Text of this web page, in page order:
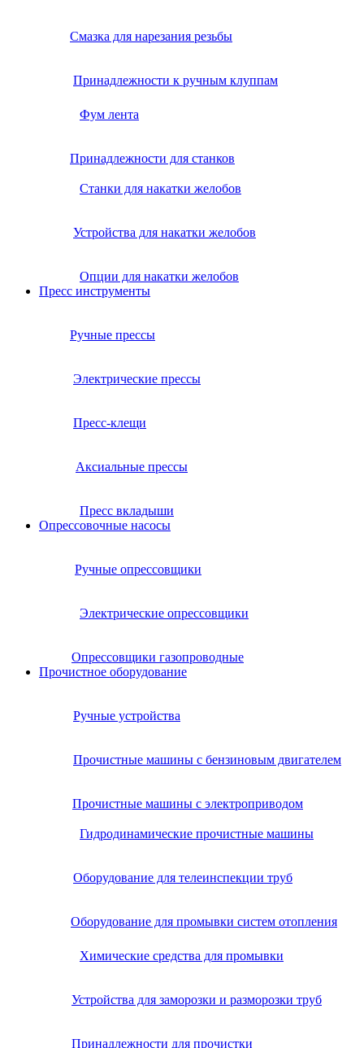
Смазка для нарезания резьбы
Принадлежности к ручным клуппам
Фум лента
Принадлежности для станков
Станки для накатки желобов
Устройства для накатки желобов
Опции для накатки желобов
Пресс инструменты
Ручные прессы
Электрические прессы
Пресс-клещи
Аксиальные прессы
Пресс вкладыши
Опрессовочные насосы
Ручные опрессовщики
Электрические опрессовщики
Опрессовщики газопроводные
Прочистное оборудование
Ручные устройства
Прочистные машины с бензиновым двигателем
Прочистные машины с электроприводом
Гидродинамические прочистные машины
Оборудование для телеинспекции труб
Оборудование для промывки систем отопления
Химические средства для промывки
Устройства для заморозки и разморозки труб
Принадлежности для прочистки